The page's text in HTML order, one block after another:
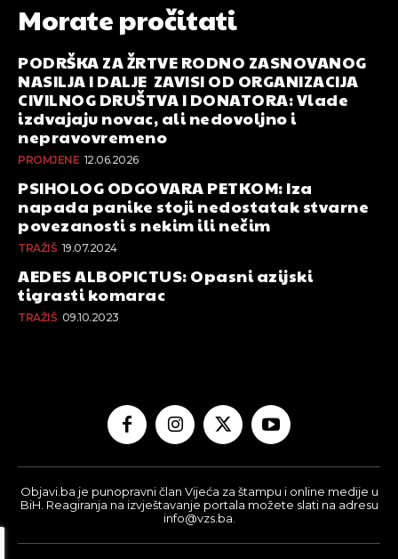
Morate pročitati
PODRŠKA ZA ŽRTVE RODNO ZASNOVANOG
NASILJA I DALJE ZAVISI OD ORGANIZACIJA
CIVILNOG DRUŠTVA I DONATORA: Vlade
izdvajaju novac, ali nedovoljno i
nepravovremeno
PROMJENE 12.06.2026
PSIHOLOG ODGOVARA PETKOM: Iza
napada panike stoji nedostatak stvarne
povezanosti s nekim ili nečim
TRAŽIŠ 19.07.2024
AEDES ALBOPICTUS: Opasni azijski
tigrasti komarac
TRAŽIŠ 09.10.2023
Objavi.ba je punopravni član Vijeća za štampu i online medije u
BiH. Reagiranja na izvještavanje portala možete slati na adresu
info@vzs.ba.